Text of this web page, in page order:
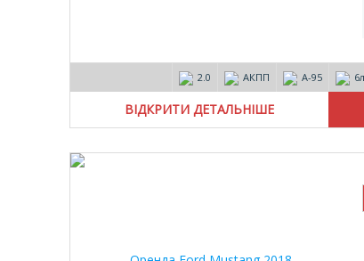
2.0 АКПП А-95
ВІДКРИТИ ДЕТАЛЬНІШЕ